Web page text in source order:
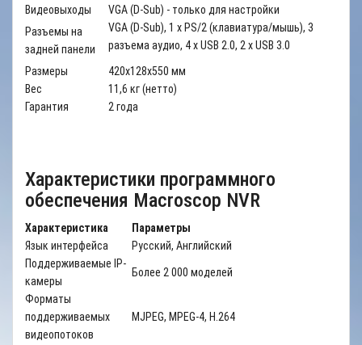
Видеовыходы
VGA (D-Sub) - только для настройки
Разъемы на
задней панели
VGA (D-Sub), 1 x PS/2 (клавиатура/мышь), 3
разъема аудио, 4 x USB 2.0, 2 x USB 3.0
Размеры
420х128х550 мм
Вес
11,6 кг (нетто)
Гарантия
2 года
Характеристики программного
обеспечения Macroscop NVR
Характеристика
Параметры
Язык интерфейса
Русский, Английский
Поддерживаемые IP-
камеры
Более 2 000 моделей
Форматы
поддерживаемых
видеопотоков
MJPEG, MPEG-4, H.264